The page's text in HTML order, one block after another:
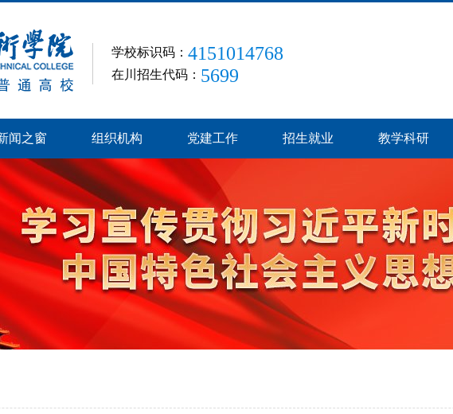
学校标识码： 4151014768
在川招生代码： 5699
闻之窗 组织机构 党建工作 招生就业 教学科研